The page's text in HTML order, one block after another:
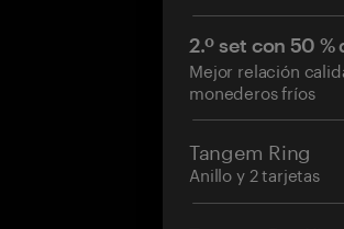
2.º set con 50
Mejor relación
monederos fríos
Tangem Ring
Anillo y 2 tarjetas